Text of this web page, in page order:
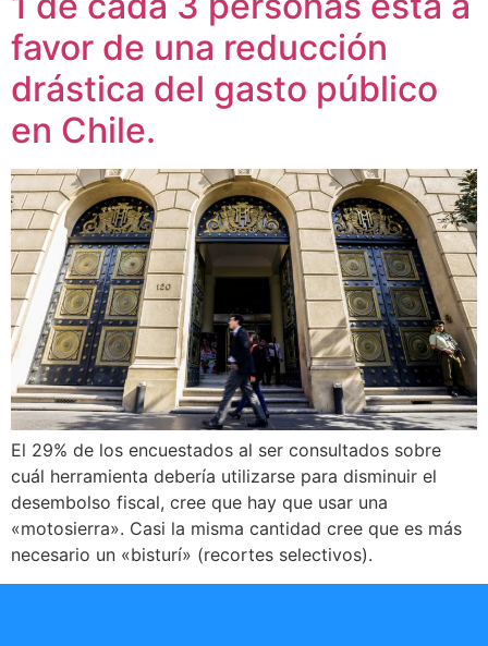
favor de una reducción
drástica del gasto público
en Chile.
El 29% de los encuestados al ser consultados sobre
cuál herramienta debería utilizarse para disminuir el
desembolso fiscal, cree que hay que usar una
«motosierra». Casi la misma cantidad cree que es más
necesario un «bisturí» (recortes selectivos).